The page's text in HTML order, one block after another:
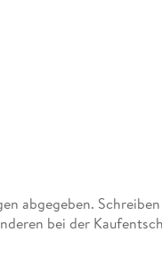
abgegeben.
bei der